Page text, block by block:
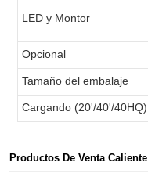
LED y Montor
Opcional
Tamaño del embalaje
Cargando (20'/40'/40HQ)
Productos De Venta Caliente